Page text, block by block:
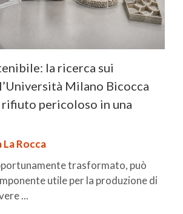
la ricerca sui
Milano Bicocca
pericoloso in una
Rocca
trasformato, può
utile per la produzione di
...